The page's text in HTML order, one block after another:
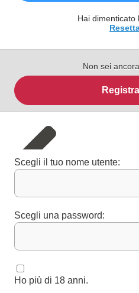
Hai dimenticato
Non sei
Scegli il tuo nome utente:
Scegli una password:
Ho più di 18 anni.